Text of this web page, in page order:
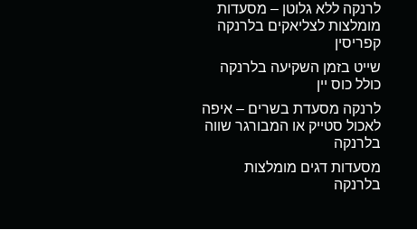
לרנקה ללא גלוטן – מסעדות
מומלצות לצליאקים בלרנקה
קפריסין
שייט בזמן השקיעה בלרנקה
כולל כוס יין
לרנקה מסעדת בשרים – איפה
לאכול סטייק או המבורגר שווה
בלרנקה
מסעדות דגים מומלצות
בלרנקה